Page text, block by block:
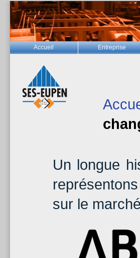
Accueil Entreprise
Un longue
sur le